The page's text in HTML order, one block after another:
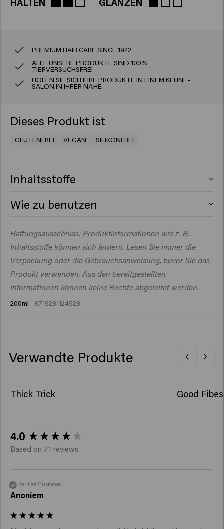
PREMIUM HAIR CARE SINCE 1922
ALLE UNSERE PRODUKTE SIND 100%
TIERVERSUCHSFREI
HOLEN SIE SICH IHRE PRODUKTE IN EINEM KEUNE-
SALON IN IHRER NÄHE
Dieses Produkt ist
GLUTENFREI VEGAN SILIKONFREI
Inhaltsstoffe
Hydrogenated Castor Oil, Dipropylene Glycol,
Arginine, Glucose, Maris Sal (Sea Salt), Panthenol,
Ethylhexylglycerin, Hydrolyzed Pea Protein, Hydrolyzed
Vegetable Protein, Potassium Sorbate, Sodium
Benzoate, Amyl Salicylate.
Wie zu benutzen
Haftungsausschluss: Produktinformationen wie z. B.
Inhaltsstoffe können sich ändern. Lesen Sie immer die
Verpackung oder die Gebrauchsanweisung, bevor Sie das
Produkt verwenden. Aus den bereitgestellten
Informationen können keine Rechte abgeleitet werden.
200ml 8719281124528
Verwandte Produkte
Thick Trick Good Fibes
4.0
Based on 71 reviews
Verified Customer
Anoniem
New content loaded